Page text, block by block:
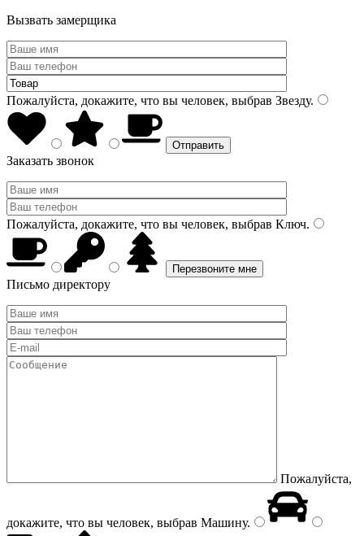
Вызвать замерщика
Пожалуйста, докажите, что вы человек, выбрав Звезду.
Заказать звонок
Пожалуйста, докажите, что вы человек, выбрав Ключ.
Письмо директору
Пожалуйста,
докажите, что вы человек, выбрав Машину.